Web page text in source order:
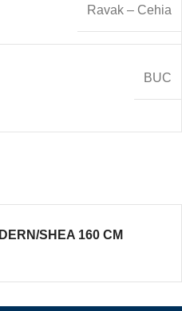
Ravak – Cehia
BUC
SHEA 160 CM